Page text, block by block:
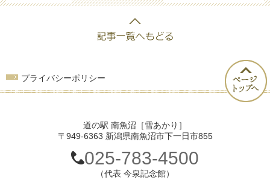
プライバシーポリシー
道の駅 南魚沼［雪あかり］
〒949-6363 新潟県南魚沼市下一日市855
025-783-4500
（代表 今泉記念館）